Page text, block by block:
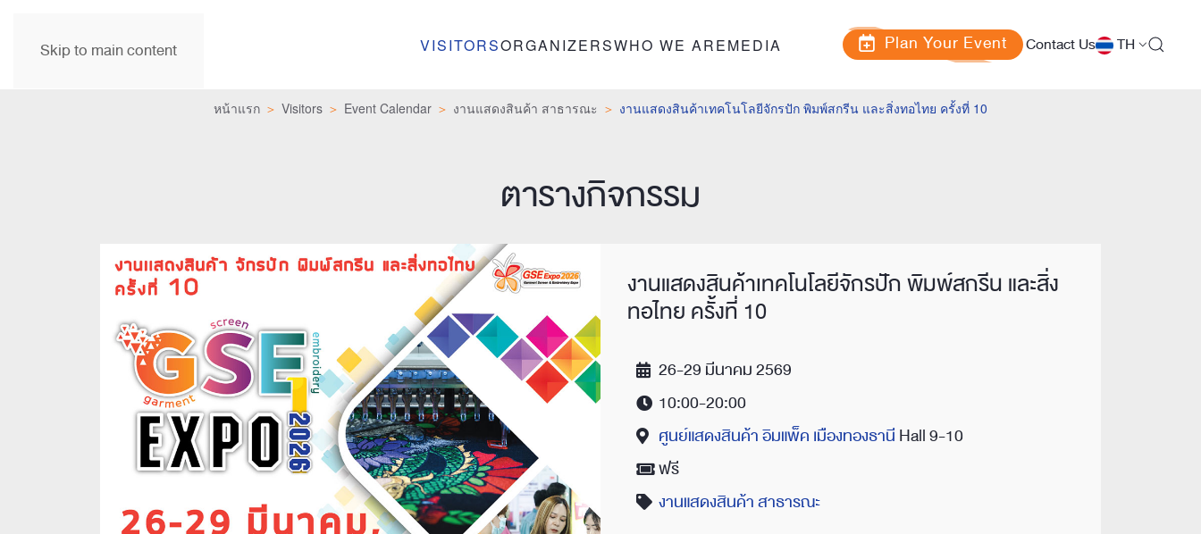
Skip to main content VISITORSORGANIZERSWHO WE AREMEDIA Plan Your Event Contact Us TH
หน้าแรก Visitors Event Calendar งานแสดงสินค้า สาธารณะ งานแสดงสินค้าเทคโนโลยีจักรปัก พิมพ์สกรีน และสิ่งทอไทย ครั้งที่ 10
ตารางกิจกรรม
งานแสดงสินค้าเทคโนโลยีจักรปัก พิมพ์สกรีน และสิ่ง
ทอไทย ครั้งที่ 10
Date26-29 มีนาคม 2569
Time10:00-20:00
Location
ศูนย์แสดงสินค้า อิมแพ็ค เมืองทองธานี Hall 9-10
Priceฟรี
Category
งานแสดงสินค้า สาธารณะ